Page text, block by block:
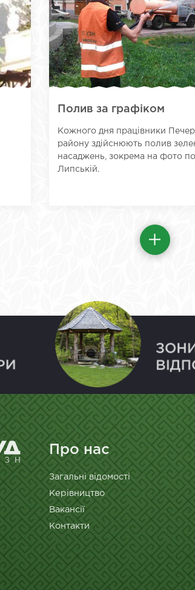
Полив за графіком
Кожного дня працівники
району здійснюють полив
насаджень, зокрема на фото
Липській.
Про нас
Загальні відомості
Керівництво
Вакансії
Контакти